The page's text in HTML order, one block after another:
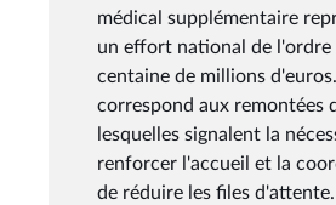
médical supplémentaire
un effort national de l'ordre
centaine de millions
correspond aux remontées
lesquelles signalent la
renforcer l'accueil et la
de réduire les files d'attente.